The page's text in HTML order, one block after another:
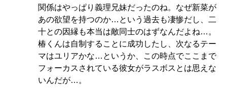
関係はやっぱり義理兄妹だったのね。なぜ新菜が
あの欲望を持つのか…という過去も凄惨だし、二
十との因縁も本当は敵同士のはずなんだよね…。
椿くんは自制することに成功したし、次なるテー
マはユリアかな…というか、この時点でここまで
フォーカスされている彼女がラスボスとは思えな
いんだが…。